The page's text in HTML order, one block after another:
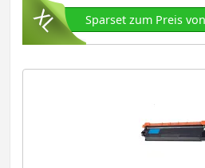
Sparset zum Preis